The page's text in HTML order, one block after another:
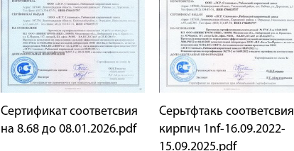
Сертификат соответсвия
на 8.68 до 08.01.2026.pdf
Серьтфтакь соответсвия
кирпич 1nf-16.09.2022-
15.09.2025.pdf